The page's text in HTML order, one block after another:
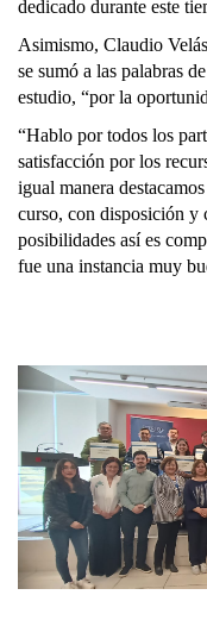
dedicado durante este
Asimismo, Claudio
se sumó a las palabras
estudio, “por la
“Hablo por todos los
satisfacción por los
igual manera
curso, con disposición y
posibilidades así es
fue una instancia muy